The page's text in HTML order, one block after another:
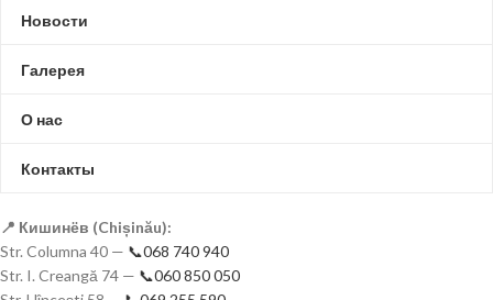
Новости
Галерея
О нас
Контакты
📍 Кишинёв (Chișinău):
Str. Columna 40 — 📞068 740 940
Str. I. Creangă 74 — 📞060 850 050